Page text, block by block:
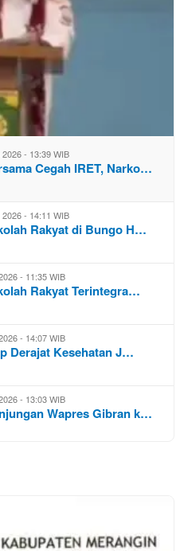
2026 - 13:39 WIB
Cegah IRET, Narko…
2026 - 14:11 WIB
Rakyat di Bungo H…
- 11:35 WIB
Rakyat Terintegra…
- 14:07 WIB
Derajat Kesehatan J…
- 13:03 WIB
Wapres Gibran k…